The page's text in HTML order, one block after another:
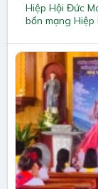
Hiệp Hội Đức
bổn mạng Hiệp